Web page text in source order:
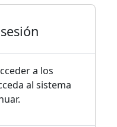
a los
al sistema